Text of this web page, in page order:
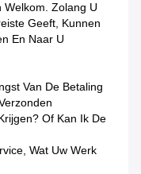
Welkom. Zolang U
Geeft, Kunnen
En Naar U
Van De Betaling
Of Kan Ik De
Wat Uw Werk